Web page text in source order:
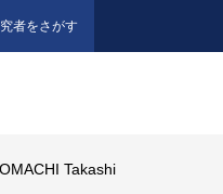
者をさがす
Takashi